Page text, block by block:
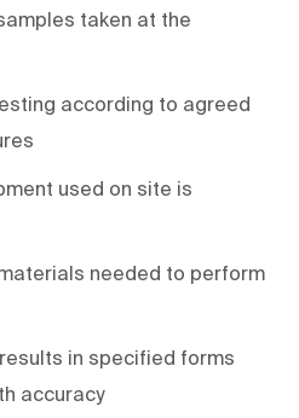
taken at the
according to agreed
used on site is
needed to perform
in specified forms
accuracy